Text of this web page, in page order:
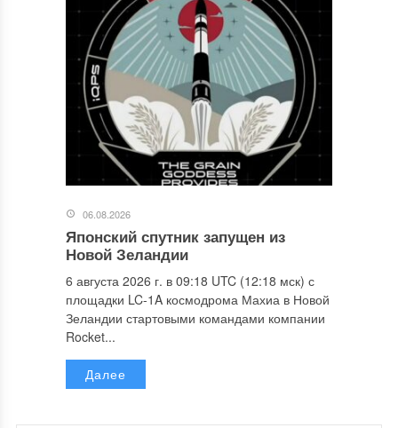
06.08.2026
Японский спутник запущен из
Новой Зеландии
6 августа 2026 г. в 09:18 UTC (12:18 мск) с
площадки LC-1A космодрома Махиа в Новой
Зеландии стартовыми командами компании
Rocket...
Далее